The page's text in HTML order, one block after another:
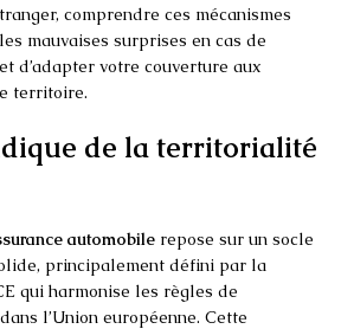
comprendre ces mécanismes
mauvaises surprises en cas de
d’adapter votre couverture aux
territoire.
de la territorialité
automobile repose sur un socle
principalement défini par la
qui harmonise les règles de
l’Union européenne. Cette